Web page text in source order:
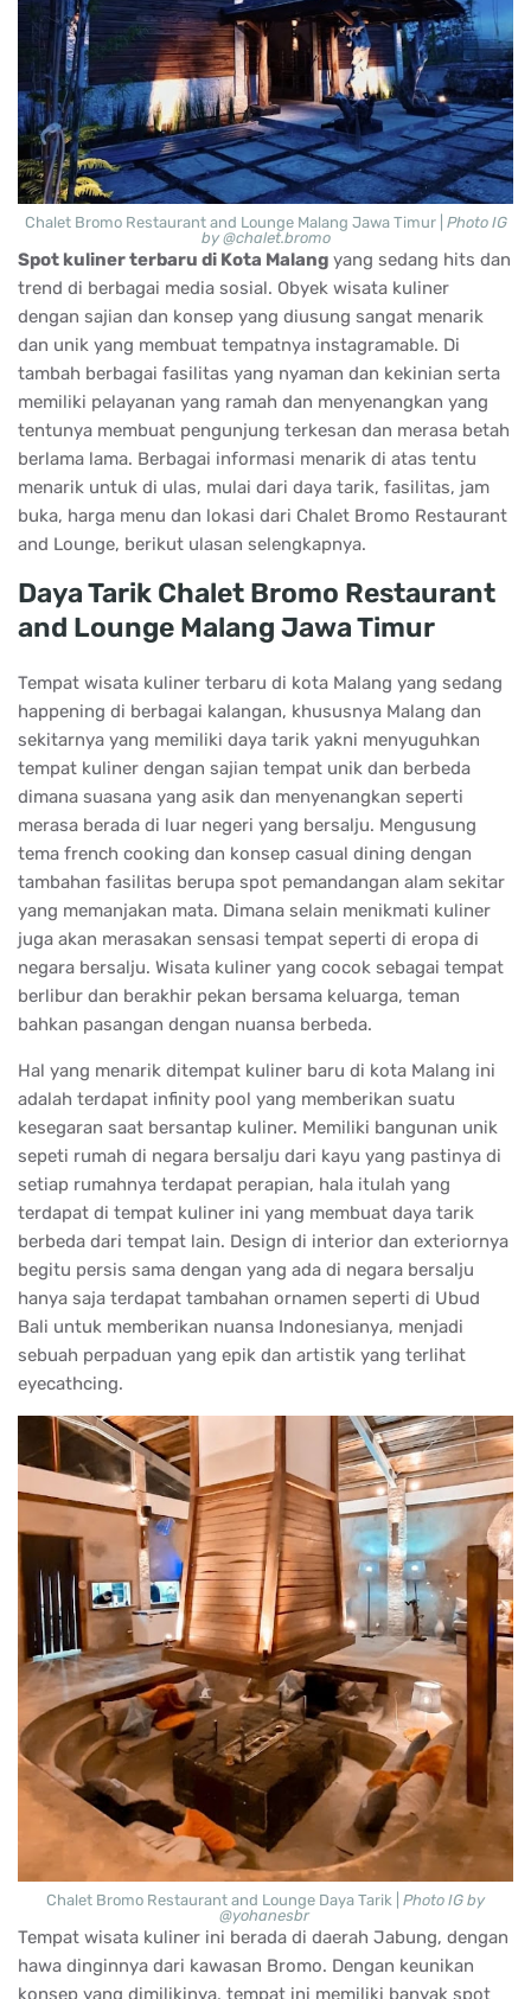
Chalet Bromo Restaurant and Lounge Malang Jawa Timur | Photo IG
by @chalet.bromo
Spot kuliner terbaru di Kota Malang yang sedang hits dan
trend di berbagai media sosial. Obyek wisata kuliner
dengan sajian dan konsep yang diusung sangat menarik
dan unik yang membuat tempatnya instagramable. Di
tambah berbagai fasilitas yang nyaman dan kekinian serta
memiliki pelayanan yang ramah dan menyenangkan yang
tentunya membuat pengunjung terkesan dan merasa betah
berlama lama. Berbagai informasi menarik di atas tentu
menarik untuk di ulas, mulai dari daya tarik, fasilitas, jam
buka, harga menu dan lokasi dari Chalet Bromo Restaurant
and Lounge, berikut ulasan selengkapnya.
Daya Tarik Chalet Bromo Restaurant
and Lounge Malang Jawa Timur
Tempat wisata kuliner terbaru di kota Malang yang sedang
happening di berbagai kalangan, khususnya Malang dan
sekitarnya yang memiliki daya tarik yakni menyuguhkan
tempat kuliner dengan sajian tempat unik dan berbeda
dimana suasana yang asik dan menyenangkan seperti
merasa berada di luar negeri yang bersalju. Mengusung
tema french cooking dan konsep casual dining dengan
tambahan fasilitas berupa spot pemandangan alam sekitar
yang memanjakan mata. Dimana selain menikmati kuliner
juga akan merasakan sensasi tempat seperti di eropa di
negara bersalju. Wisata kuliner yang cocok sebagai tempat
berlibur dan berakhir pekan bersama keluarga, teman
bahkan pasangan dengan nuansa berbeda.
Hal yang menarik ditempat kuliner baru di kota Malang ini
adalah terdapat infinity pool yang memberikan suatu
kesegaran saat bersantap kuliner. Memiliki bangunan unik
sepeti rumah di negara bersalju dari kayu yang pastinya di
setiap rumahnya terdapat perapian, hala itulah yang
terdapat di tempat kuliner ini yang membuat daya tarik
berbeda dari tempat lain. Design di interior dan exteriornya
begitu persis sama dengan yang ada di negara bersalju
hanya saja terdapat tambahan ornamen seperti di Ubud
Bali untuk memberikan nuansa Indonesianya, menjadi
sebuah perpaduan yang epik dan artistik yang terlihat
eyecathcing.
Chalet Bromo Restaurant and Lounge Daya Tarik | Photo IG by
@yohanesbr
Tempat wisata kuliner ini berada di daerah Jabung, dengan
hawa dinginnya dari kawasan Bromo. Dengan keunikan
konsep yang dimilikinya, tempat ini memiliki banyak spot